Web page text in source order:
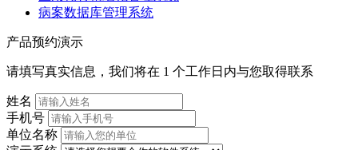
病案数据库管理系统
产品预约演示
请填写真实信息，我们将在 1 个工作日内与您取得联系
姓名
手机号
单位名称